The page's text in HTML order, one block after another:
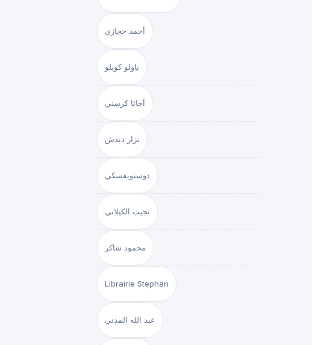
أحمد حجازي
باولو كويلو
أجاثا كرستي
نزار دندش
دوستويفسكي
نجيب الكيلاني
محمود شاكر
Librairie Stephan
عبد الله المدني